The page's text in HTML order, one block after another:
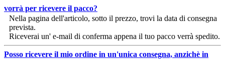
vorrà per ricevere il pacco?
Nella pagina dell'articolo, sotto il prezzo, trovi la data di consegna
prevista.
Riceverai un' e-mail di conferma appena il tuo pacco verrà spedito.
Posso ricevere il mio ordine in un'unica consegna, anzichè in